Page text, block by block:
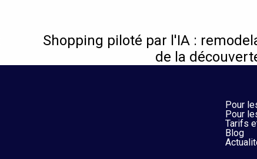
Shopping piloté par l'IA :
de la
Pour
Pour
Tarifs
Blog